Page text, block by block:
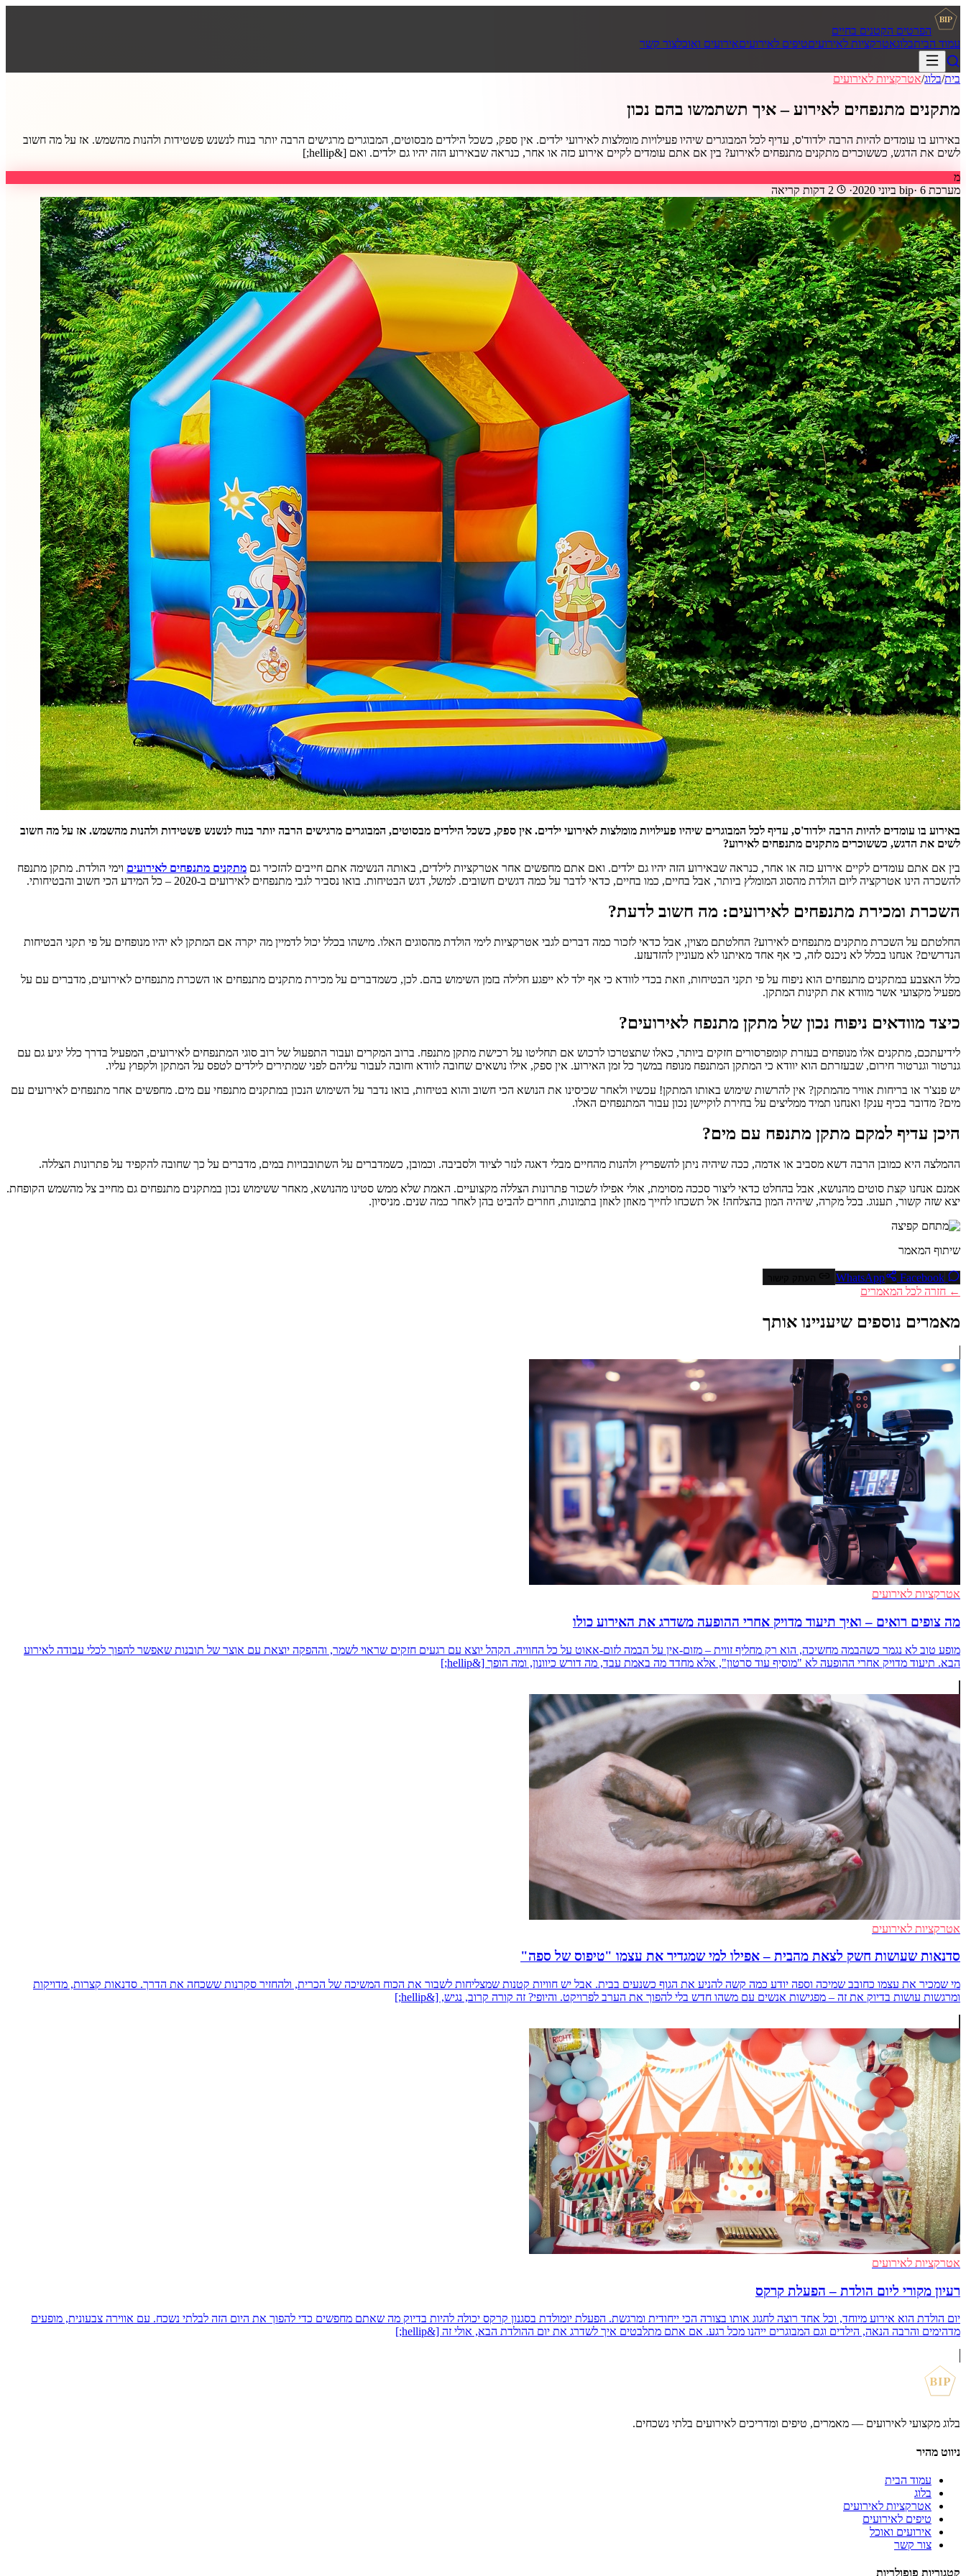
BIP
הפרטים הקטנים בחיים
עמוד הביתבלוגאטרקציות לאירועיםטיפים לאירועיםאירועים ואוכלצור קשר
בית/בלוג/אטרקציות לאירועים
מתקנים מתנפחים לאירוע – איך תשתמשו בהם נכון
באירוע בו עומדים להיות הרבה ילדוד'ס, עדיף לכל המבוגרים שיהיו פעילויות מומלצות לאירועי ילדים. אין ספק, כשכל הילדים מבסוטים, המבוגרים מרגישים הרבה יותר בנוח לנשנש פשטידות ולהנות מהשמש. אז על מה חשוב
לשים את הדגש, כששוכרים מתקנים מתנפחים לאירוע? בין אם אתם עומדים לקיים אירוע כזה או אחר, כנראה שבאירוע הזה יהיו גם ילדים. ואם [&hellip;]
מ
מערכת bip
· 6 ביוני 2020 ·
2 דקות קריאה
באירוע בו עומדים להיות הרבה ילדוד'ס, עדיף לכל המבוגרים שיהיו פעילויות מומלצות לאירועי ילדים. אין ספק, כשכל הילדים מבסוטים, המבוגרים מרגישים הרבה יותר בנוח לנשנש פשטידות ולהנות מהשמש. אז על מה חשוב
לשים את הדגש, כששוכרים מתקנים מתנפחים לאירוע?
בין אם אתם עומדים לקיים אירוע כזה או אחר, כנראה שבאירוע הזה יהיו גם ילדים. ואם אתם מחפשים אחר אטרקציות לילדים, באותה הנשימה אתם חייבים להזכיר גם מתקנים מתנפחים לאירועים וימי הולדת. מתקן מתנפח
להשכרה הינו אטרקציה ליום הולדת מהסוג המומלץ ביותר, אבל בחיים, כמו בחיים, כדאי לדבר על כמה דגשים חשובים. למשל, דגש הבטיחות. בואו נסביר לגבי מתנפחים לאירועים ב-2020 – כל המידע הכי חשוב והבטיחותי.
השכרת ומכירת מתנפחים לאירועים: מה חשוב לדעת?
החלטתם על השכרת מתקנים מתנפחים לאירוע? החלטתם מצוין, אבל כדאי לזכור כמה דברים לגבי אטרקציות לימי הולדת מהסוגים האלו. מישהו בכלל יכול לדמיין מה יקרה אם המתקן לא יהיו מנופחים על פי תקני הבטיחות
הנדרשים? אנחנו בכלל לא ניכנס לזה, כי אף אחד מאיתנו לא מעוניין להזדעזע.
כלל האצבע במתקנים מתנפחים הוא ניפוח על פי תקני הבטיחות, וזאת בכדי לוודא כי אף ילד לא ייפגע חלילה בזמן השימוש בהם. לכן, כשמדברים על מכירת מתקנים מתנפחים או השכרת מתנפחים לאירועים, מדברים עם על
מפעיל מקצועי אשר מוודא את תקינות המתקן.
כיצד מוודאים ניפוח נכון של מתקן מתנפח לאירועים?
לידיעתכם, מתקנים אלו מנופחים בעזרת קומפרסורים חזקים ביותר, כאלו שתצטרכו לרכוש אם תחליטו על רכישת מתקן מתנפח. ברוב המקרים ועבור התפעול של רוב סוגי המתנפחים לאירועים, המפעיל בדרך כלל יגיע גם עם
גנרטור וגנרטור חירום, שבעזרתם הוא יוודא כי המתקן המתנפח מנופח במשך כל זמן האירוע. אין ספק, אילו נושאים שחובה לוודא וחובה לעבור עליהם לפני שמתירים לילדים לטפס על המתקן ולקפוץ עליו.
יש פנצ'ר או בריחות אוויר מהמתקן? אין להרשות שימוש באותו המתקן! עכשיו ולאחר שכיסינו את הנושא הכי חשוב והוא בטיחות, בואו נדבר על השימוש הנכון במתקנים מתנפחי עם מים. מחפשים אחר מתנפחים לאירועים עם
מים? מדובר בכיף ענק! ואנחנו תמיד ממליצים על בחירת לוקיישן נכון עבור המתנפחים האלו.
היכן עדיף למקם מתקן מתנפח עם מים?
ההמלצה היא כמובן הרבה דשא מסביב או אדמה, ככה שיהיה ניתן להשפריץ ולהנות מהחיים מבלי דאגה לנזר לציוד ולסביבה. וכמובן, כשמדברים על השתובבויות במים, מדברים על כך שחובה להקפיד על פתרונות הצללה.
אמנם אנחנו קצת סוטים מהנושא, אבל בהחלט כדאי ליצור סככה מסוימת, אולי אפילו לשכור פתרונות הצללה מקצועיים. האמת שלא ממש סטינו מהנושא, מאחר ששימוש נכון במתקנים מתנפחים גם מחייב צל מהשמש הקופחת.
יצא שזה קשור, תענוג. בכל מקרה, שיהיה המון בהצלחה! אל תשכחו לחייך מאוזן לאוזן בתמונות, חוזרים להביט בהן לאחר כמה שנים. מניסיון.
שיתוף המאמר
Facebook
← חזרה לכל המאמרים
מאמרים נוספים שיעניינו אותך
אטרקציות לאירועים
מה צופים רואים – ואיך תיעוד מדויק אחרי ההופעה משדרג את האירוע כולו
מופע טוב לא נגמר כשהבמה מחשיכה, הוא רק מחליף זווית – מזום-אין על הבמה לזום-אאוט על כל החוויה. הקהל יוצא עם רגעים חזקים שראוי לשמר, וההפקה יוצאת עם אוצר של תובנות שאפשר להפוך לכלי עבודה לאירוע
הבא. תיעוד מדויק אחרי ההופעה לא "מוסיף עוד סרטון", אלא מחדד מה באמת עבד, מה דורש כיוונון, ומה הופך [&hellip;]
אטרקציות לאירועים
סדנאות שעושות חשק לצאת מהבית – אפילו למי שמגדיר את עצמו "טיפוס של ספה"
מי שמכיר את עצמו כחובב שמיכה וספה יודע כמה קשה להניע את הגוף כשנעים בבית. אבל יש חוויות קטנות שמצליחות לשבור את הכוח המשיכה של הכרית, ולהחזיר סקרנות ששכחה את הדרך. סדנאות קצרות, מדויקות
ומרגשות עושות בדיוק את זה – מפגישות אנשים עם משהו חדש בלי להפוך את הערב לפרויקט. והיופי? זה קורה קרוב, נגיש, [&hellip;]
אטרקציות לאירועים
רעיון מקורי ליום הולדת – הפעלת קרקס
יום הולדת הוא אירוע מיוחד, וכל אחד רוצה לחגוג אותו בצורה הכי ייחודית ומרגשת. הפעלת יומולדת בסגנון קרקס יכולה להיות בדיוק מה שאתם מחפשים כדי להפוך את היום הזה לבלתי נשכח. עם אווירה צבעונית, מופעים
מדהימים והרבה הנאה, הילדים וגם המבוגרים ייהנו מכל רגע. אם אתם מתלבטים איך לשדרג את יום ההולדת הבא, אולי זה [&hellip;]
BIP
בלוג מקצועי לאירועים — מאמרים, טיפים ומדריכים לאירועים בלתי נשכחים.
ניווט מהיר
עמוד הבית
בלוג
אטרקציות לאירועים
טיפים לאירועים
אירועים ואוכל
צור קשר
קטגוריות פופולריות